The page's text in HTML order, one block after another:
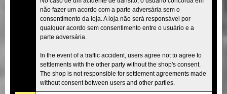
não fazer um acordo com a parte adversária sem o
consentimento da loja. A loja não será responsável por
qualquer acordo sem consentimento entre o usuário e a
parte adversária.
In the event of a traffic accident, users agree not to agree to
settlements with the other party without the shop's consent.
The shop is not responsible for settlement agreements made
without consent between users and other parties.